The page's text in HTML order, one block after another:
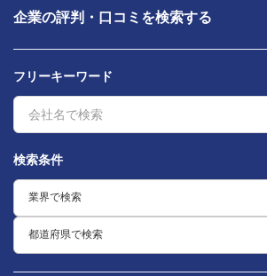
企業の評判・口コミを検索する
フリーキーワード
検索条件
業界で検索
都道府県で検索